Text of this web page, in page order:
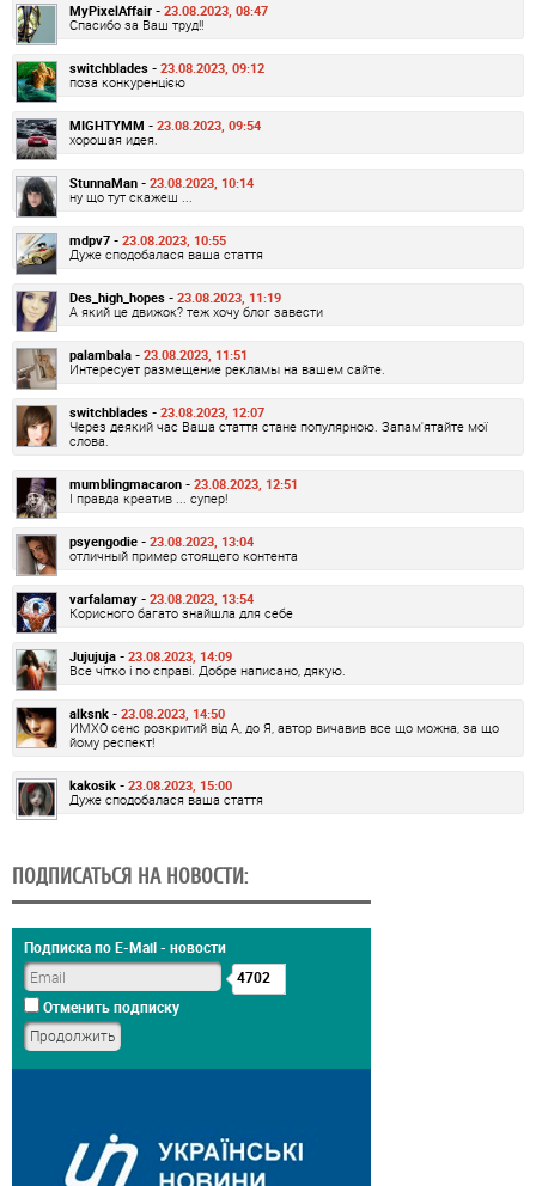
MyPixelAffair - 23.08.2023, 08:47
Спасибо за Ваш труд!!
switchblades - 23.08.2023, 09:12
поза конкуренцією
MIGHTYMM - 23.08.2023, 09:54
хорошая идея.
StunnaMan - 23.08.2023, 10:14
ну що тут скажеш ...
mdpv7 - 23.08.2023, 10:55
Дуже сподобалася ваша стаття
Des_high_hopes - 23.08.2023, 11:19
А який це движок? теж хочу блог завести
palambala - 23.08.2023, 11:51
Интересует размещение рекламы на вашем сайте.
switchblades - 23.08.2023, 12:07
Через деякий час Ваша стаття стане популярною. Запам'ятайте мої
слова.
mumblingmacaron - 23.08.2023, 12:51
І правда креатив ... супер!
psyengodie - 23.08.2023, 13:04
отличный пример стоящего контента
varfalamay - 23.08.2023, 13:54
Корисного багато знайшла для себе
Jujujuja - 23.08.2023, 14:09
Все чітко і по справі. Добре написано, дякую.
alksnk - 23.08.2023, 14:50
ИМХО сенс розкритий від А, до Я, автор вичавив все що можна, за що
йому респект!
kakosik - 23.08.2023, 15:00
Дуже сподобалася ваша стаття
ПОДПИСАТЬСЯ НА НОВОСТИ:
Подписка по E-Mail - новости
4702
Отменить подписку